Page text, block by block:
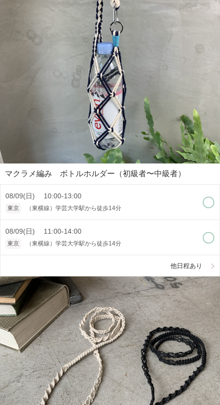
マクラメ編み ボトルホルダー（初級者〜中級者）
08/09(日) 10:00-13:00
東京 （東横線）学芸大学駅から徒歩14分
08/09(日) 11:00-14:00
東京 （東横線）学芸大学駅から徒歩14分
他日程あり